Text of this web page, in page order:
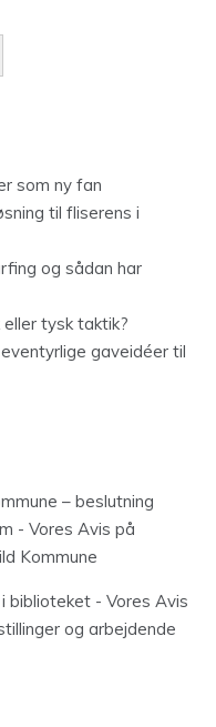
som ny fan
til fliserens i
og sådan har
tysk taktik?
gaveidéer til
– beslutning
- Vores Avis på
Kommune
biblioteket - Vores Avis
og arbejdende